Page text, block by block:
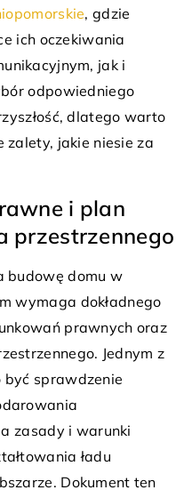
, gdzie
ich oczekiwania
jak i
odpowiedniego
dlatego warto
jakie niesie za
i plan
przestrzennego
budowę domu w
wymaga dokładnego
prawnych oraz
Jednym z
być sprawdzenie
zasady i warunki
ładu
Dokument ten